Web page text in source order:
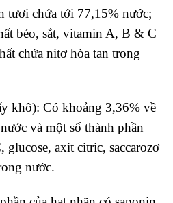
tươi chứa tới 77,15% nước;
béo, sắt, vitamin A, B & C
chứa nitơ hòa tan trong
khô): Có khoảng 3,36% về
và một số thành phần
glucose, axit citric, saccarozơ
nước.